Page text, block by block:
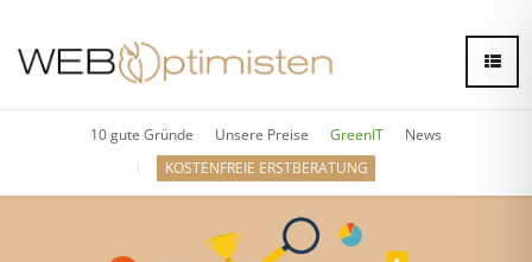
10 gute Gründe Unsere Preise GreenIT
News
KOSTENFREIE ERSTBERATUNG